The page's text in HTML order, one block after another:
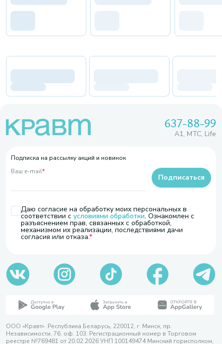
637-88-99
A1, МТС, Life
Подписка на рассылку акций и новинок
Ваш e-mail*
Даю согласие на обработку моих персональных в
соответствии с условиями обработки. Ознакомлен с
разъяснением прав, связанных с обработкой,
механизмом их реализации, последствиями дачи
согласия или отказа.
Подписаться
ООО «Кравт». Республика Беларусь, 220012, г. Минск, пр.
Независимости, 76, оф. 103. Регистрационный номер в Торговом
реестре №769481 от 20.02.2026 УНП 100149474 Минский горисполком,